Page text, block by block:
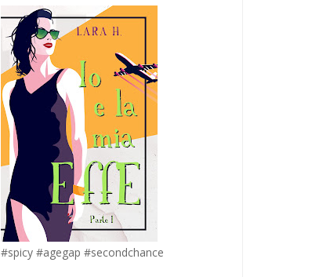
#spicy #agegap #secondchance